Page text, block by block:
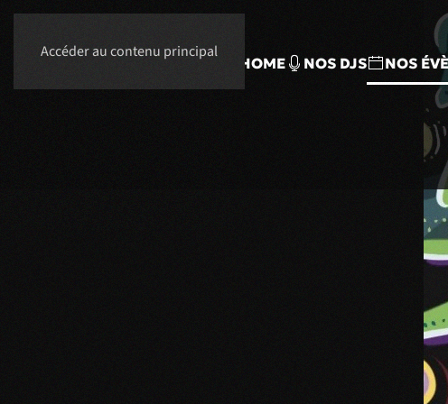
Accéder au contenu principal
HOME NOS DJS NOS